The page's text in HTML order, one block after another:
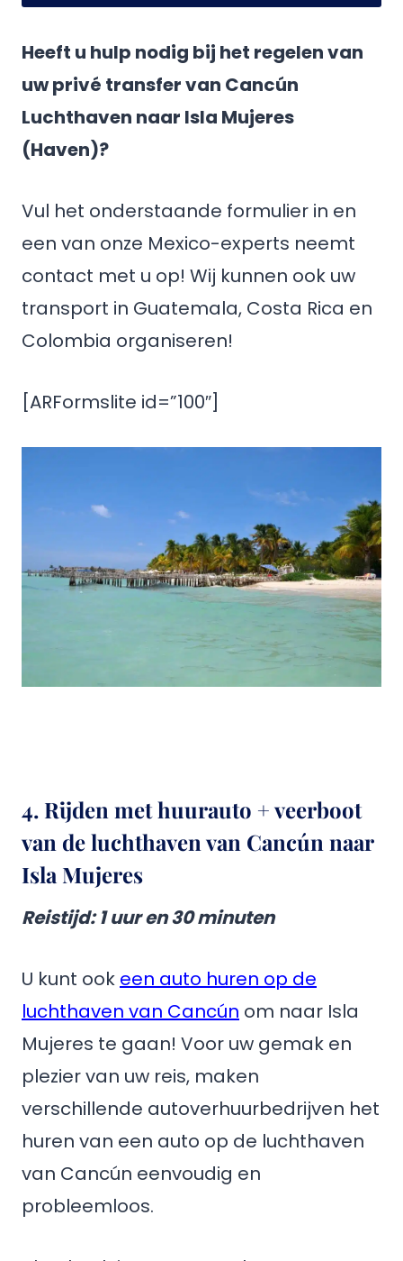
Heeft u hulp nodig bij het regelen van
uw privé transfer van Cancún
Luchthaven naar Isla Mujeres
(Haven)?
Vul het onderstaande formulier in en
een van onze Mexico-experts neemt
contact met u op! Wij kunnen ook uw
transport in Guatemala, Costa Rica en
Colombia organiseren!
[ARFormslite id=”100″]
4. Rijden met huurauto + veerboot
van de luchthaven van Cancún naar
Isla Mujeres
Reistijd: 1 uur en 30 minuten
U kunt ook een auto huren op de
luchthaven van Cancún om naar Isla
Mujeres te gaan! Voor uw gemak en
plezier van uw reis, maken
verschillende autoverhuurbedrijven het
huren van een auto op de luchthaven
van Cancún eenvoudig en
probleemloos.